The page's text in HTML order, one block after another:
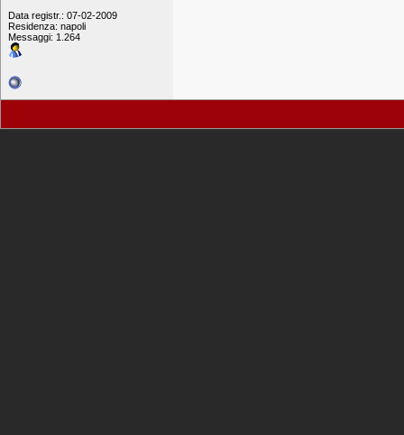
Data registr.: 07-02-2009
Residenza: napoli
Messaggi: 1.264